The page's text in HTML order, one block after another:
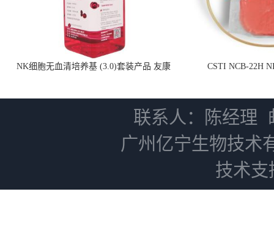
NK细胞无血清培养基 (3.0)套装产品 友康
CSTI NCB-22H
联系人：陈经理
广州亿宁生物技术
技术